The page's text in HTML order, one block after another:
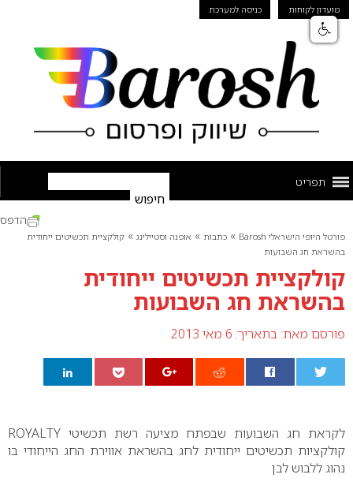
מועדון לקוחות כניסה למערכת
תפריט
פורטל היופי הישראלי Barosh » כתבות » אופנה וסטיילינג » קולקציית תכשיטים ייחודית
בהשראת חג השבועות
קולקציית תכשיטים ייחודית
בהשראת חג השבועות
פורסם מאת: בתאריך: 6 מאי 2013
הדפס
לקראת חג השבועות שבפתח מציעה רשת תכשיטי ROYALTY
קולקציות תכשיטים ייחודית לחג בהשראת אווירת החג הייחודי בו
נהוג ללבוש לבן